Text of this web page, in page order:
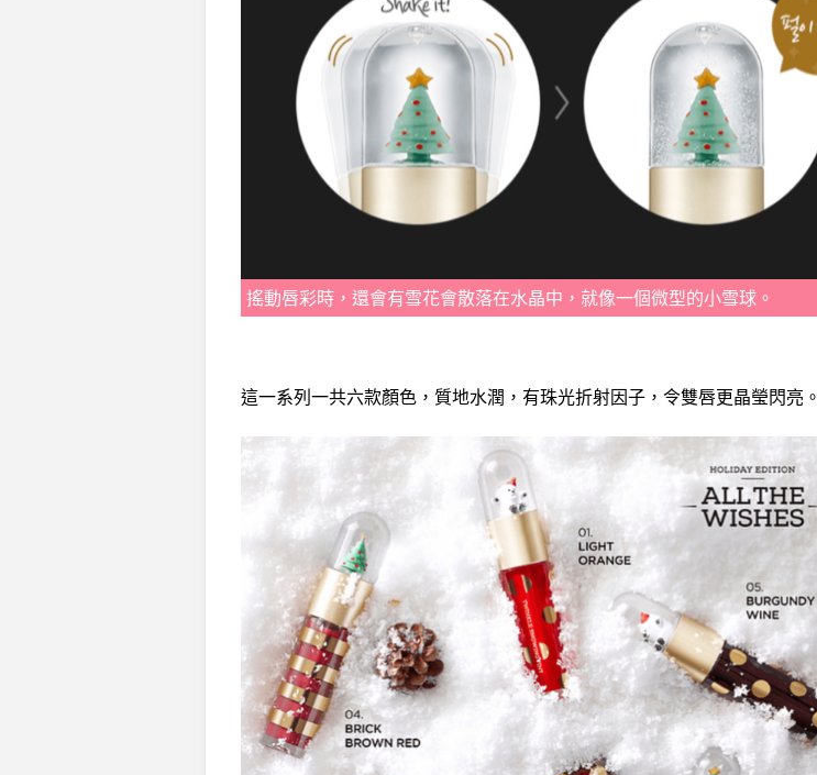
搖動唇彩時，還會有雪花會散落在水晶中，就像一個微型的小雪球。
這一系列一共六款顏色，質地水潤，有珠光折射因子，令雙唇更晶瑩閃亮。